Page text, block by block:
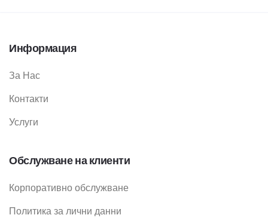
Информация
За Нас
Контакти
Услуги
Обслужване на клиенти
Корпоративно обслужване
Политика за лични данни